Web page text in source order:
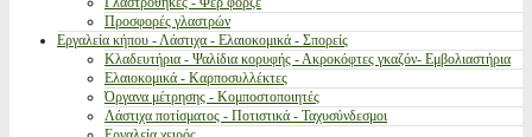
Προσφορές γλαστρών
Εργαλεία κήπου - Λάστιχα - Ελαιοκομικά - Σπορείς
Κλαδευτήρια - Ψαλίδια κορυφής - Ακροκόφτες γκαζόν- Εμβολιαστήρια
Ελαιοκομικά - Καρποσυλλέκτες
Όργανα μέτρησης - Κομποστοποιητές
Λάστιχα ποτίσματος - Ποτιστικά - Ταχυσύνδεσμοι